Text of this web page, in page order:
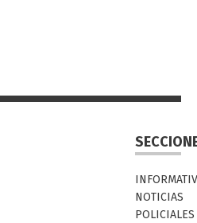
NOTICIAS
POLICIALES